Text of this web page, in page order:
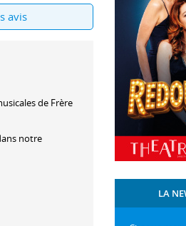
avis
de Frère
notre
LA